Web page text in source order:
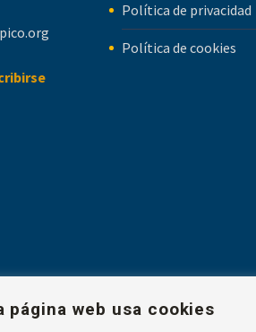
Política de privacidad
Política de cookies
página web usa cookies